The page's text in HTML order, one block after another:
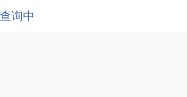
询中